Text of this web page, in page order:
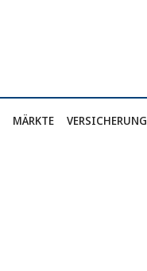
MÄRKTE VERSICHERUNG